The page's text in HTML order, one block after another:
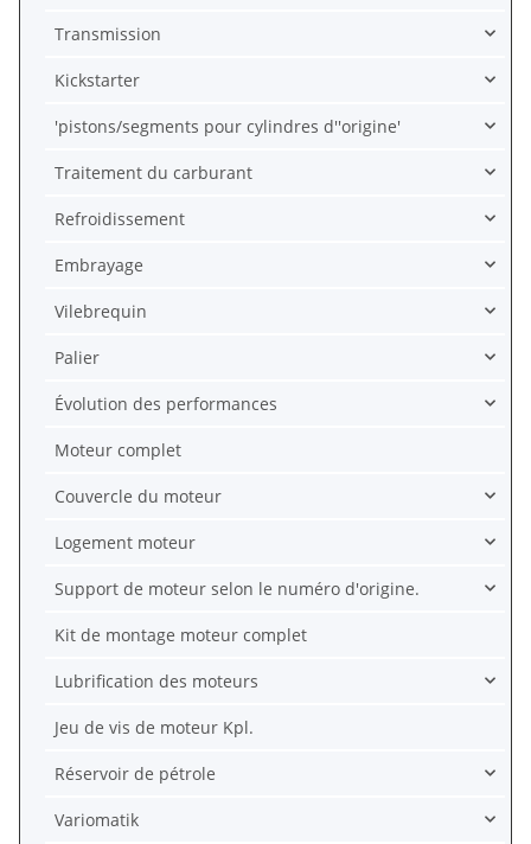
Transmission
Kickstarter
'pistons/segments pour cylindres d''origine'
Traitement du carburant
Refroidissement
Embrayage
Vilebrequin
Palier
Évolution des performances
Moteur complet
Couvercle du moteur
Logement moteur
Support de moteur selon le numéro d'origine.
Kit de montage moteur complet
Lubrification des moteurs
Jeu de vis de moteur Kpl.
Réservoir de pétrole
Variomatik